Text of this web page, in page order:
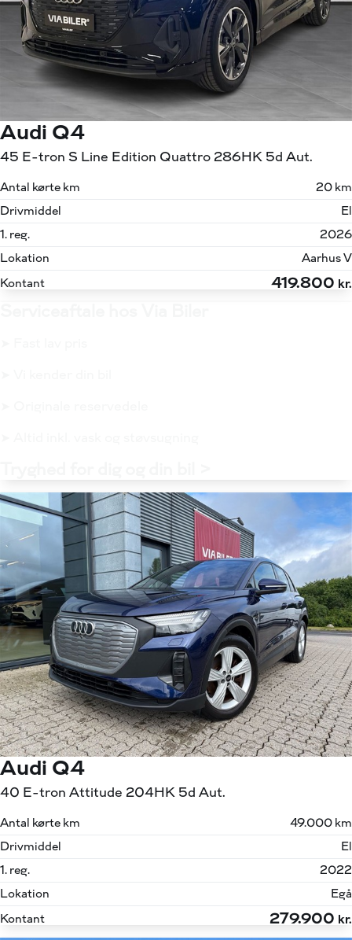
Audi Q4
45 E-tron S Line Edition Quattro 286HK 5d Aut.
Antal kørte km
20 km
Drivmiddel
El
1. reg.
2026
Lokation
Aarhus V
Kontant
419.800 kr.
Audi Q4
40 E-tron Attitude 204HK 5d Aut.
Antal kørte km
49.000 km
Drivmiddel
El
1. reg.
2022
Lokation
Egå
Kontant
279.900 kr.